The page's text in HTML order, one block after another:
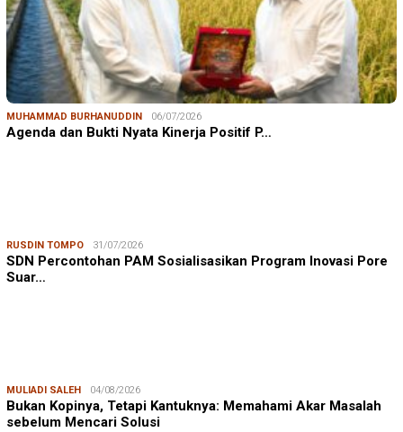
MUHAMMAD BURHANUDDIN 06/07/2026
Agenda dan Bukti Nyata Kinerja Positif P…
RUSDIN TOMPO 31/07/2026
SDN Percontohan PAM Sosialisasikan Program Inovasi Pore
Suar…
MULIADI SALEH 04/08/2026
Bukan Kopinya, Tetapi Kantuknya: Memahami Akar Masalah
sebelum Mencari Solusi